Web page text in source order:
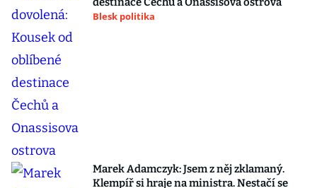
Blesk politika
Marek Adamczyk: Jsem z něj zklamaný.
Klempíř si hraje na ministra. Nestačí se